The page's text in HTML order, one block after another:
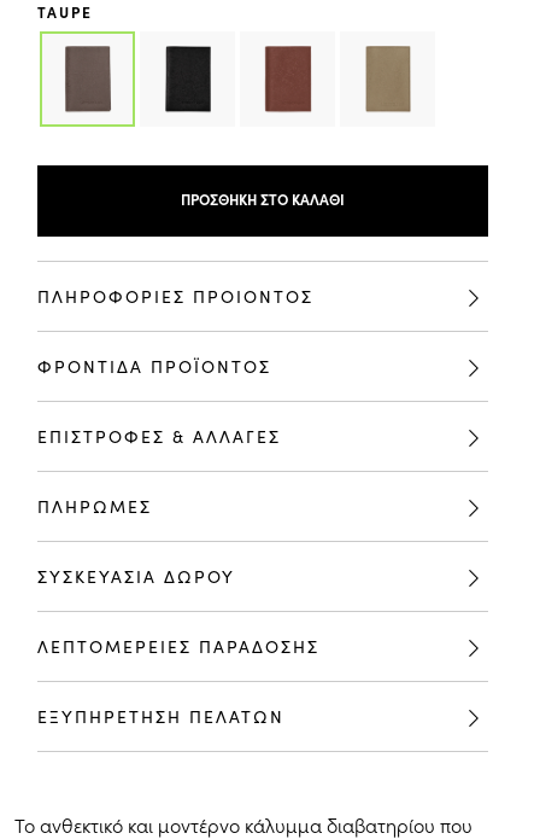
TAUPE
ΠΡΟΣΘΉΚΗ ΣΤΟ ΚΑΛΆΘΙ
ΠΛΗΡΟΦΟΡΙΕΣ ΠΡΟΙΟΝΤΟΣ
ΦΡΟΝΤΙΔΑ ΠΡΟΪΟΝΤΟΣ
ΕΠΙΣΤΡΟΦΕΣ & ΑΛΛΑΓΕΣ
ΠΛΗΡΩΜΕΣ
ΣΥΣΚΕΥΑΣΙΑ ΔΩΡΟΥ
ΛΕΠΤΟΜΕΡΕΙΕΣ ΠΑΡΑΔΟΣΗΣ
ΕΞΥΠΗΡΕΤΗΣΗ ΠΕΛΑΤΩΝ
Το ανθεκτικό και μοντέρνο κάλυμμα διαβατηρίου που